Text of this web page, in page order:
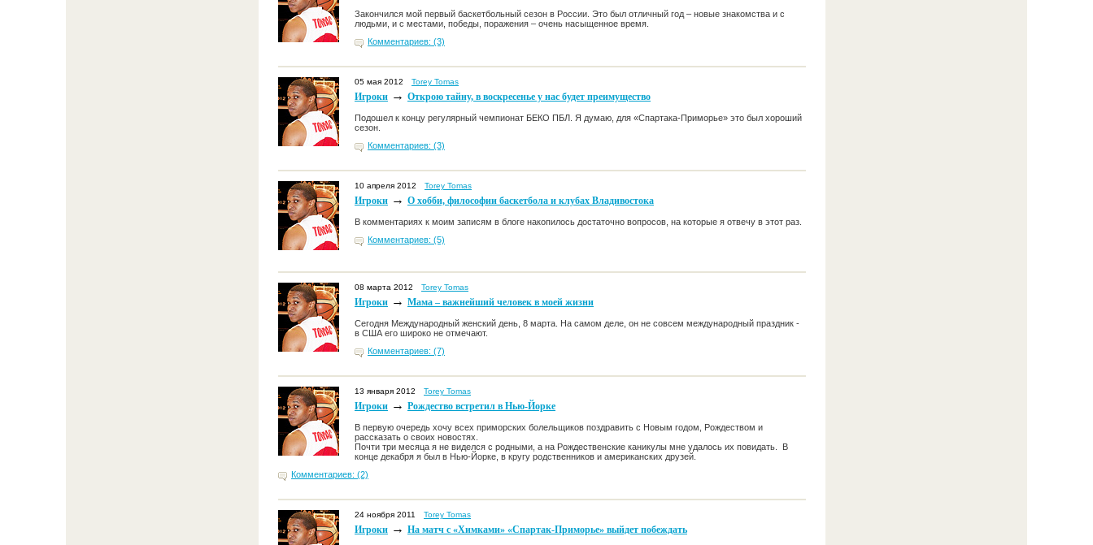
Закончился мой первый баскетбольный сезон в России. Это был отличный год – новые знакомства и с
людьми, и с местами, победы, поражения – очень насыщенное время.
Комментариев: (3)
05 мая 2012 Torey Tomas
Игроки → Открою тайну, в воскресенье у нас будет преимущество
Подошел к концу регулярный чемпионат БЕКО ПБЛ. Я думаю, для «Спартака-Приморье» это был хороший
сезон.
Комментариев: (3)
10 апреля 2012 Torey Tomas
Игроки → О хобби, философии баскетбола и клубах Владивостока
В комментариях к моим записям в блоге накопилось достаточно вопросов, на которые я отвечу в этот раз.
Комментариев: (5)
08 марта 2012 Torey Tomas
Игроки → Мама – важнейший человек в моей жизни
Сегодня Международный женский день, 8 марта. На самом деле, он не совсем международный праздник -
в США его широко не отмечают.
Комментариев: (7)
13 января 2012 Torey Tomas
Игроки → Рождество встретил в Нью-Йорке
В первую очередь хочу всех приморских болельщиков поздравить с Новым годом, Рождеством и
рассказать о своих новостях.
Почти три месяца я не виделся с родными, а на Рождественские каникулы мне удалось их повидать. В
конце декабря я был в Нью-Йорке, в кругу родственников и американских друзей.
Комментариев: (2)
24 ноября 2011 Torey Tomas
Игроки → На матч с «Химками» «Спартак-Приморье» выйдет побеждать